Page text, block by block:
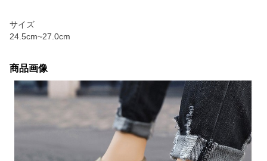
サイズ
24.5cm~27.0cm
商品画像